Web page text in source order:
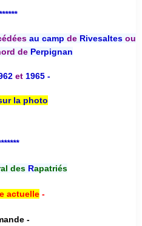
au camp deRivesaltesou
de Perpignan
et 1965 -
la photo
desRapatriés
actuelle-
-